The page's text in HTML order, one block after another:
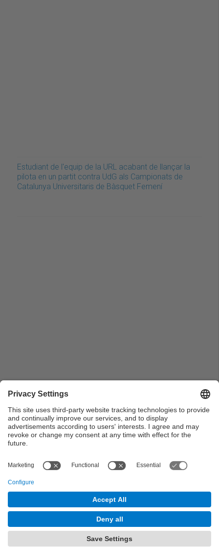
Estudiant de l'equip de la URL acabant de llançar la
pilota en un partit contra UdG als Campionats de
Catalunya Universitaris de Bàsquet Femení
Jugadora de l'equip de la UdG botant la pilota cap al
camp contrari als Campionats de Catalunya
Universitaris de Bàsquet Femení
Page of 4 Next Page
© UPC Universitat Politècnica de Catalunya ·
BarcelonaTech